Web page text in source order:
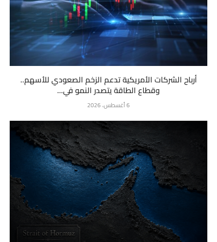
أرباح الشركات الأمريكية تدعم الزخم الصعودي للأسهم..
وقطاع الطاقة يتصدر النمو في...
6 أغسطس، 2026